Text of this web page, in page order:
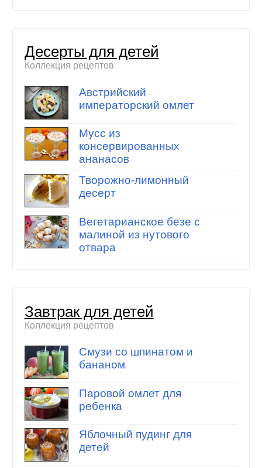
Десерты для детей
Коллекция рецептов
Австрийский
императорский омлет
Мусс из
консервированных
ананасов
Творожно-лимонный
десерт
Вегетарианское безе с
малиной из нутового
отвара
Завтрак для детей
Коллекция рецептов
Смузи со шпинатом и
бананом
Паровой омлет для
ребенка
Яблочный пудинг для
детей